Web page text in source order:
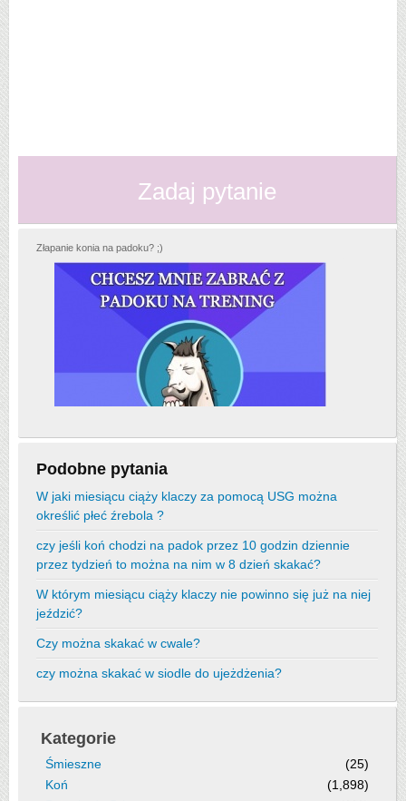
Zadaj pytanie
Złapanie konia na padoku? ;)
Podobne pytania
W jaki miesiącu ciąży klaczy za pomocą USG można
określić płeć źrebola ?
czy jeśli koń chodzi na padok przez 10 godzin dziennie
przez tydzień to można na nim w 8 dzień skakać?
W którym miesiącu ciąży klaczy nie powinno się już na niej
jeździć?
Czy można skakać w cwale?
czy można skakać w siodle do ujeżdżenia?
Kategorie
Śmieszne
(25)
Koń
(1,898)